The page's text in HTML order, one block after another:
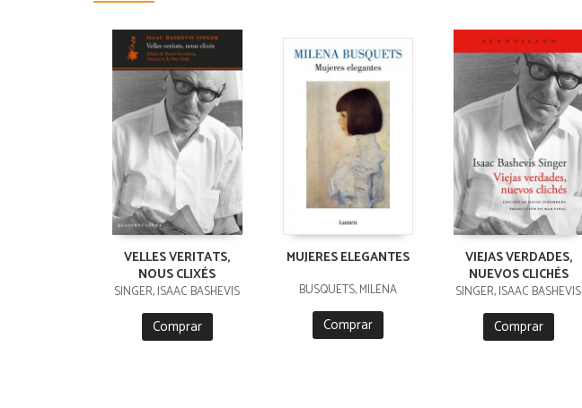
VELLES VERITATS,
NOUS CLIXÉS
SINGER, ISAAC BASHEVIS
Comprar
MUJERES ELEGANTES
BUSQUETS, MILENA
Comprar
VIEJAS VERDADES,
NUEVOS CLICHÉS
SINGER, ISAAC BASHEVIS
Comprar